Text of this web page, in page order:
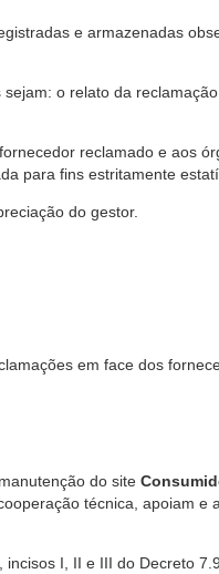
e armazenadas
o relato da
reclamado e aos
para fins estritamente
do gestor.
em face dos
do site
técnica, apoiam e
I, II e III do Decreto